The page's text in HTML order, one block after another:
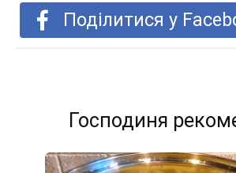
Поділитися у
Господиня